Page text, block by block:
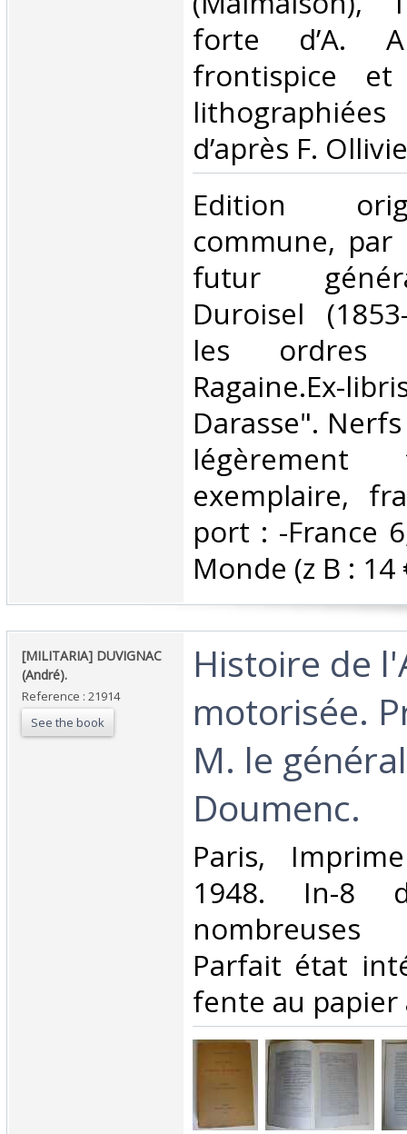
forte d’A.
frontispice
d’après F.
‎Edition
commune,
futur
Duroisel
les ordres
Ragaine.Ex-
Darasse".
exemplaire,
port : -France
Monde (z B : 14
‎[MILITARIA] DUVIGNAC
(André).‎
Reference : 21914
See the book
‎Histoire de
motorisée.
M. le
Doumenc.‎
‎Paris,
1948. In-8
Parfait état
fente au papier